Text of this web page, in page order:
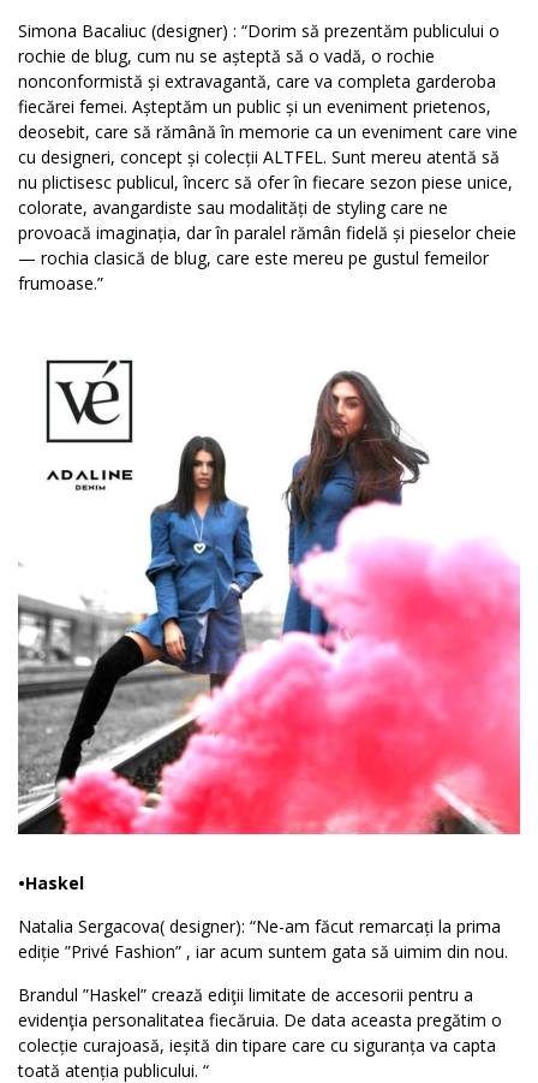
Simona Bacaliuc (designer) : “Dorim să prezentăm publicului o
rochie de blug, cum nu se așteptă să o vadă, o rochie
nonconformistă și extravagantă, care va completa garderoba
fiecărei femei. Așteptăm un public și un eveniment prietenos,
deosebit, care să rămână în memorie ca un eveniment care vine
cu designeri, concept și colecții ALTFEL. Sunt mereu atentă să
nu plictisesc publicul, încerc să ofer în fiecare sezon piese unice,
colorate, avangardiste sau modalități de styling care ne
provoacă imaginația, dar în paralel rămân fidelă și pieselor cheie
— rochia clasică de blug, care este mereu pe gustul femeilor
frumoase.”
•Haskel
Natalia Sergacova( designer): “Ne-am făcut remarcați la prima
ediție ”Privé Fashion” , iar acum suntem gata să uimim din nou.
Brandul ”Haskel” crează ediţii limitate de accesorii pentru a
evidenţia personalitatea fiecăruia. De data aceasta pregătim o
colecție curajoasă, ieșită din tipare care cu siguranța va capta
toată atenția publicului. “